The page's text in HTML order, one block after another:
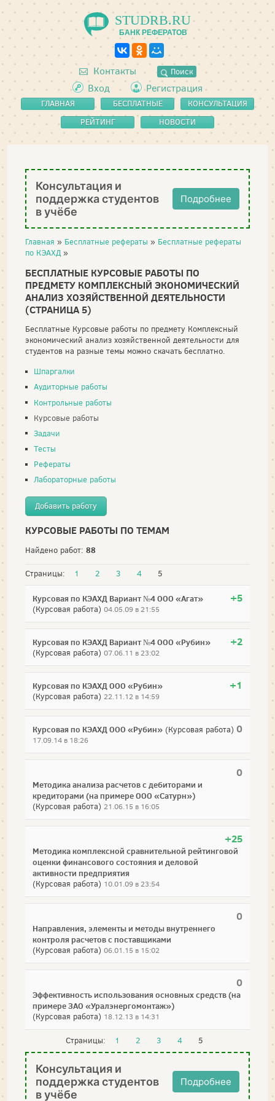
STUDRB.RU
БАНК РЕФЕРАТОВ
Контакты Поиск
Вход Регистрация
ГЛАВНАЯ
БЕСПЛАТНЫЕ
РЕФЕРАТЫ
КОНСУЛЬТАЦИЯ
РЕЙТИНГ
НОВОСТИ
Консультация и
поддержка студентов
в учёбе
Подробнее
Главная » Бесплатные рефераты » Бесплатные рефераты
по КЭАХД»
БЕСПЛАТНЫЕ КУРСОВЫЕ РАБОТЫ ПО
ПРЕДМЕТУ КОМПЛЕКСНЫЙ ЭКОНОМИЧЕСКИЙ
АНАЛИЗ ХОЗЯЙСТВЕННОЙ ДЕЯТЕЛЬНОСТИ
(СТРАНИЦА 5)
Бесплатные Курсовые работы по предмету Комплексный
экономический анализ хозяйственной деятельности для
студентов на разные темы можно скачать бесплатно.
Шпаргалки
Аудиторные работы
Контрольные работы
Курсовые работы
Задачи
Тесты
Рефераты
Лабораторные работы
Добавить работу
КУРСОВЫЕ РАБОТЫ ПО ТЕМАМ
Найдено работ: 88
Страницы: 1 2 3 4 5
+5
Курсовая по КЭАХД Вариант №4 ООО «Агат»
(Курсовая работа) 04.05.09 в 21:55
+2
Курсовая по КЭАХД Вариант №4 ООО «Рубин»
(Курсовая работа) 07.06.11 в 23:02
+1
Курсовая по КЭАХД ООО «Рубин»
(Курсовая работа) 22.11.12 в 14:59
0
Курсовая по КЭАХД ООО «Рубин» (Курсовая работа)
17.09.14 в 18:26
0
Методика анализа расчетов с дебиторами и
кредиторами (на примере ООО «Сатурн»)
(Курсовая работа) 21.06.15 в 16:05
+25
Методика комплексной сравнительной рейтинговой
оценки финансового состояния и деловой
активности предприятия
(Курсовая работа) 10.01.09 в 23:54
0
Направления, элементы и методы внутреннего
контроля расчетов с поставщиками
(Курсовая работа) 06.01.15 в 15:02
0
Эффективность использования основных средств (на
примере ЗАО «Уралэнергомонтаж»)
(Курсовая работа) 18.12.13 в 14:31
Страницы: 1 2 3 4 5
Консультация и
поддержка студентов
в учёбе
Подробнее